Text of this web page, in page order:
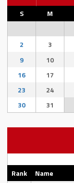
S M
2
3
9
10
16
17
23
24
30
31
Rank
Name